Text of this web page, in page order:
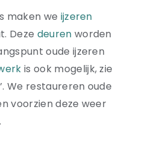
maken we ijzeren
Deze deuren worden
oude ijzeren
is ook mogelijk, zie
We restaureren oude
voorzien deze weer
.